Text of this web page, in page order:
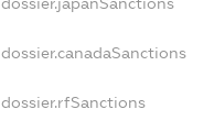
dossier.canadaSanctions
dossier.rfSanctions